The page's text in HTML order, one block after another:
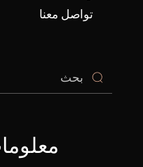
تواصل معنا